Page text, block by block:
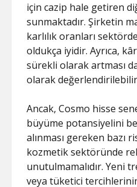
için cazip hale getiren
sunmaktadır. Şirketin
karlılık oranları
oldukça iyidir. Ayrıca,
sürekli olarak artması
olarak
Ancak, Cosmo hisse
büyüme potansiyelini
alınması gereken bazı
kozmetik sektöründe
unutulmamalıdır. Yeni
veya tüketici